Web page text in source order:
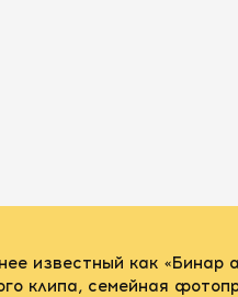
известный как
клипа, семейная